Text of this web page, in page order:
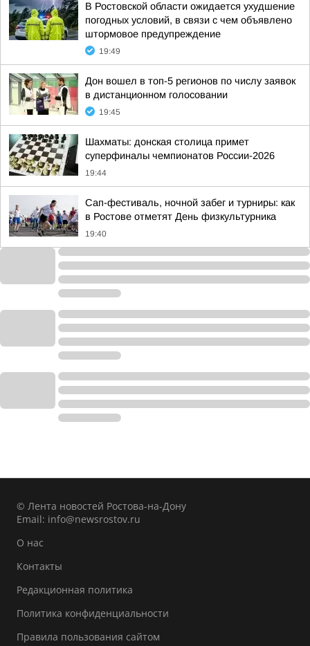
В Ростовской области ожидается ухудшение
погодных условий, в связи с чем объявлено
штормовое предупреждение
19:49
Дон вошел в топ-5 регионов по числу заявок
в дистанционном голосовании
19:45
Шахматы: донская столица примет
суперфиналы чемпионатов России-2026
19:44
Сап-фестиваль, ночной забег и турниры: как
в Ростове отметят День физкультурника
19:40
© Лента новостей Ростова-на-Дону
Email: info@newsrostov.ru
О нас
Контакты
Редакционная политика
Политика конфиденциальности
Правила пользования сайтом